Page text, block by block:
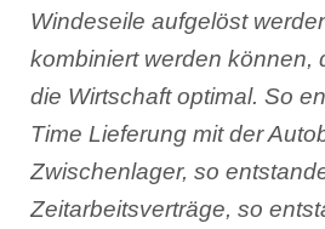
Windeseile aufgelöst
kombiniert werden können,
die Wirtschaft optimal. So
Time Lieferung mit der
Zwischenlager, so
Zeitarbeitsverträge, so